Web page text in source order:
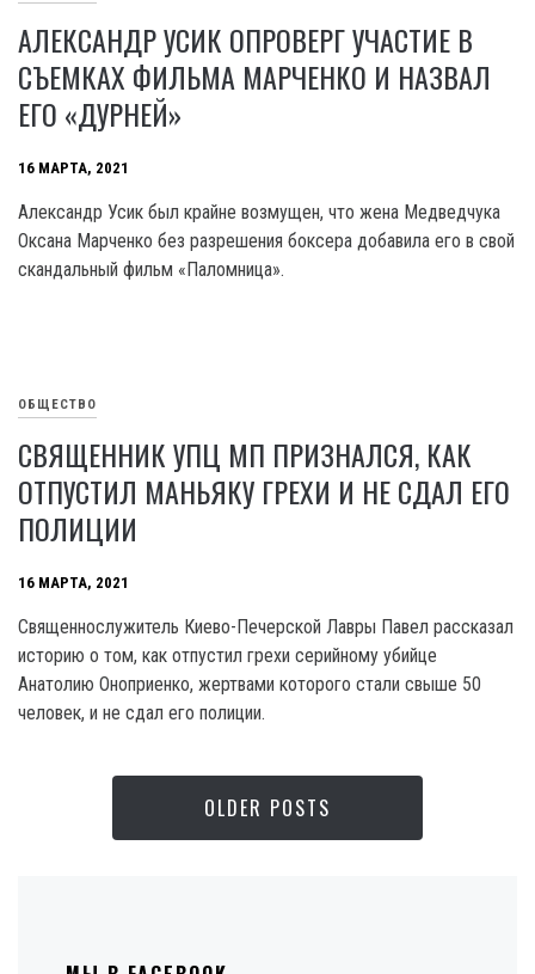
АЛЕКСАНДР УСИК ОПРОВЕРГ УЧАСТИЕ В
СЪЕМКАХ ФИЛЬМА МАРЧЕНКО И НАЗВАЛ
ЕГО «ДУРНЕЙ»
16 МАРТА, 2021
Александр Усик был крайне возмущен, что жена Медведчука
Оксана Марченко без разрешения боксера добавила его в свой
скандальный фильм «Паломница».
ОБЩЕСТВО
СВЯЩЕННИК УПЦ МП ПРИЗНАЛСЯ, КАК
ОТПУСТИЛ МАНЬЯКУ ГРЕХИ И НЕ СДАЛ ЕГО
ПОЛИЦИИ
16 МАРТА, 2021
Священнослужитель Киево-Печерской Лавры Павел рассказал
историю о том, как отпустил грехи серийному убийце
Анатолию Оноприенко, жертвами которого стали свыше 50
человек, и не сдал его полиции.
OLDER POSTS